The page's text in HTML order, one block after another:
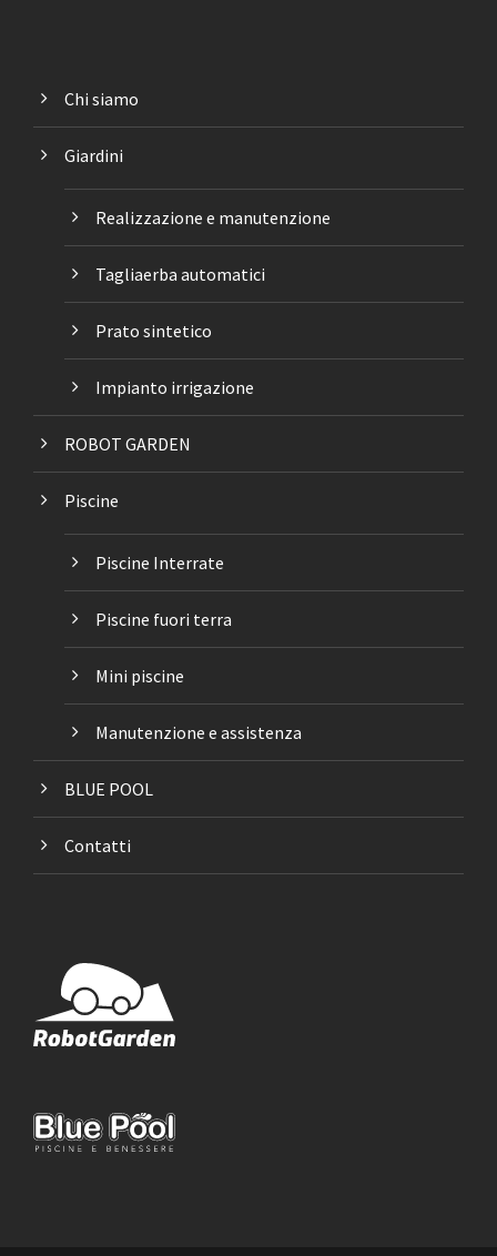
Chi siamo
Giardini
Realizzazione e manutenzione
Tagliaerba automatici
Prato sintetico
Impianto irrigazione
ROBOT GARDEN
Piscine
Piscine Interrate
Piscine fuori terra
Mini piscine
Manutenzione e assistenza
BLUE POOL
Contatti